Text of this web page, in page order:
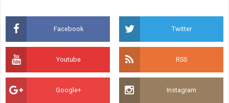
Facebook Twitter
Youtube RSS
Google+ Instagram